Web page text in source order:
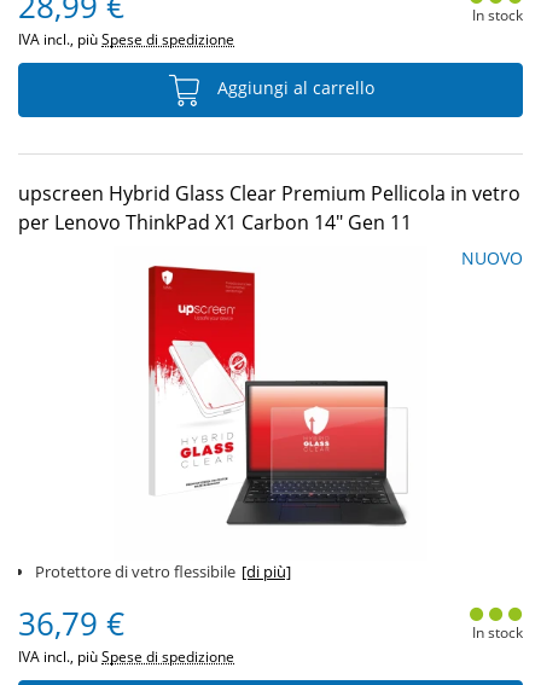
IVA incl., piùSpese di spedizione
In stock
Aggiungi al carrello
upscreen Hybrid Glass Clear Premium Pellicola in vetro
per Lenovo ThinkPad X1 Carbon 14" Gen 11
NUOVO
Protettore di vetro flessibile [di più]
36,79 €
IVA incl., piùSpese di spedizione
In stock